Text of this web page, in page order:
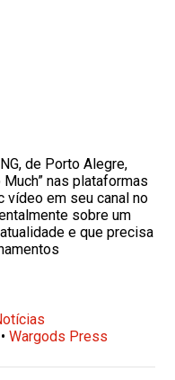
de Porto Alegre,
nas plataformas
vídeo em seu canal no
sobre um
e que precisa
•Wargods Press